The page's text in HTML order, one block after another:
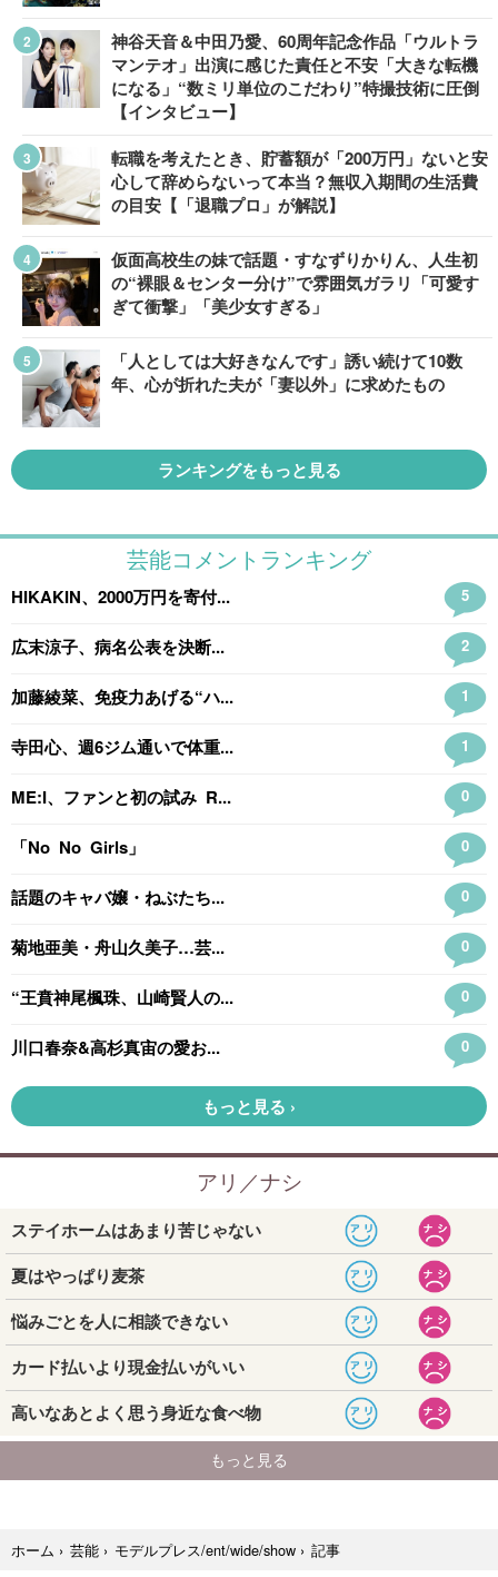
神谷天音＆中田乃愛、60周年記念作品「ウルトラ
マンテオ」出演に感じた責任と不安「大きな転機
になる」“数ミリ単位のこだわり”特撮技術に圧倒
【インタビュー】
転職を考えたとき、貯蓄額が「200万円」ないと安
心して辞めらないって本当？無収入期間の生活費
の目安【「退職プロ」が解説】
仮面高校生の妹で話題・すなずりかりん、人生初
の“裸眼＆センター分け”で雰囲気ガラリ「可愛す
ぎて衝撃」「美少女すぎる」
「人としては大好きなんです」誘い続けて10数
年、心が折れた夫が「妻以外」に求めたもの
ランキングをもっと見る
ホーム › 芸能 › モデルプレス/ent/wide/show › 記事